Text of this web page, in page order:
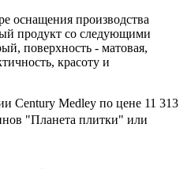
оснащения производства
продукт со следующими
поверхность - матовая,
красоту и
Century Medley по цене 11 313
"Планета плитки" или